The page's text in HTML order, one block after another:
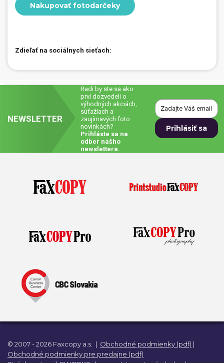
Nakupovať fotodarčeky
Zdieľať na sociálnych sieťach:
NEWSLETTER
Radi by ste sa ako
prví dozvedeli o
výhodných akciách,
súťažiach a
zaujímavých foto
novinkách?
Prihláste sa na
odber nášho
newslettera.
© 2007 - 2026 Faxcopy a.s. | Obchodné podmienky (pdf) |
Obchodné podmienky pre predajne (pdf)